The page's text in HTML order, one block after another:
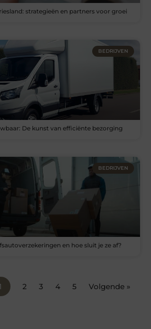
strategieën en partners voor groei
BEDRIJVEN
De kunst van efficiënte bezorging
BEDRIJVEN
en hoe sluit je ze af?
2 3 4 5 Volgende »